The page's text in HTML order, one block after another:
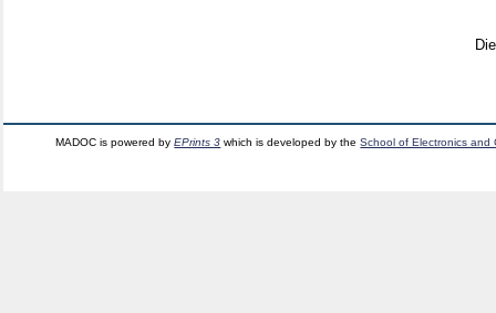
MADOC is powered byEPrints 3 which is developed by theSchool of Electronics and